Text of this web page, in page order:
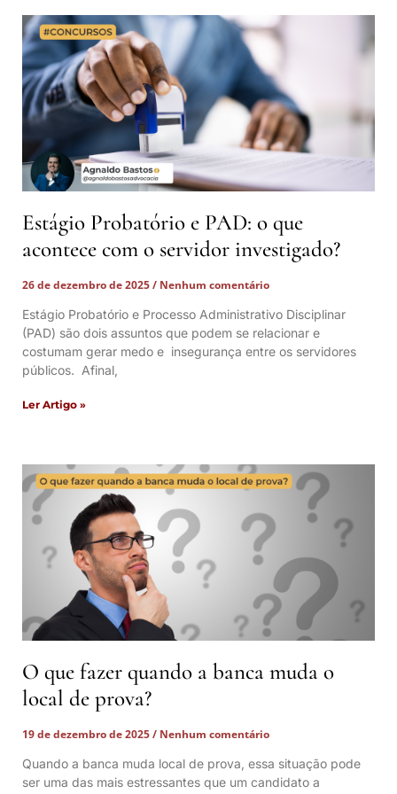
Estágio Probatório e PAD: o que
acontece com o servidor investigado?
26 de dezembro de 2025
Nenhum comentário
Estágio Probatório e Processo Administrativo Disciplinar
(PAD) são dois assuntos que podem se relacionar e
costumam gerar medo e insegurança entre os servidores
públicos. Afinal,
Ler Artigo »
O que fazer quando a banca muda o
local de prova?
19 de dezembro de 2025
Nenhum comentário
Quando a banca muda local de prova, essa situação pode
ser uma das mais estressantes que um candidato a